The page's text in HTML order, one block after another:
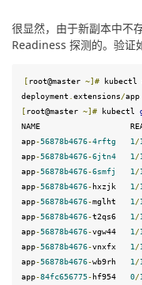
很显然，由于新副本中
Readiness 探测的。验证
[root@master ~] # kubectl
deployment
extensions/
[root@master ~] # kubectl
NAME
app-56878b4676-4rftg 1 /1
app-56878b4676-6jtn4 1 /1
app-56878b4676-6smfj 1 /1
app-56878b4676-hxzjk 1 /1
app-56878b4676-mglht 1 /1
app-56878b4676-t2qs6 1 /1
app-56878b4676-vgw44 1 /1
app-56878b4676-vnxfx 1 /1
app-56878b4676-wb9rh 1 /1
app-84fc656775-hf954 0/1